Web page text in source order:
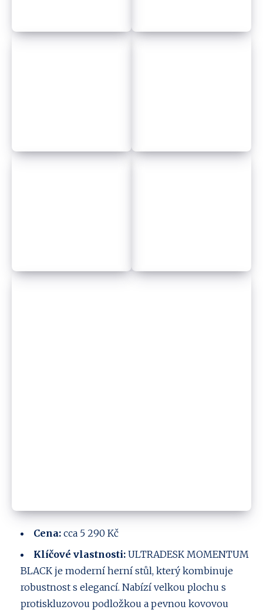
Cena: cca 5 290 Kč
Klíčové vlastnosti: ULTRADESK MOMENTUM
BLACK je moderní herní stůl, který kombinuje
robustnost s elegancí. Nabízí velkou plochu s
protiskluzovou podložkou a pevnou kovovou